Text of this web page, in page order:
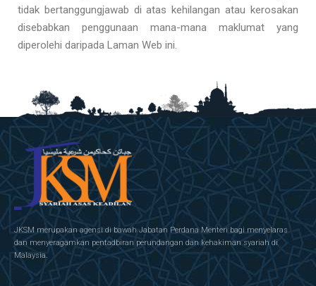
tidak bertanggungjawab di atas kehilangan atau kerosakan
disebabkan penggunaan mana-mana maklumat yang
diperolehi daripada Laman Web ini.
JKSM merupakan agensi di bawah Jabatan Perdana Menteri bagi menyelaras
dan menyeragamkan pentadbiran perundangan dan kehakiman syariah di
Malaysia.